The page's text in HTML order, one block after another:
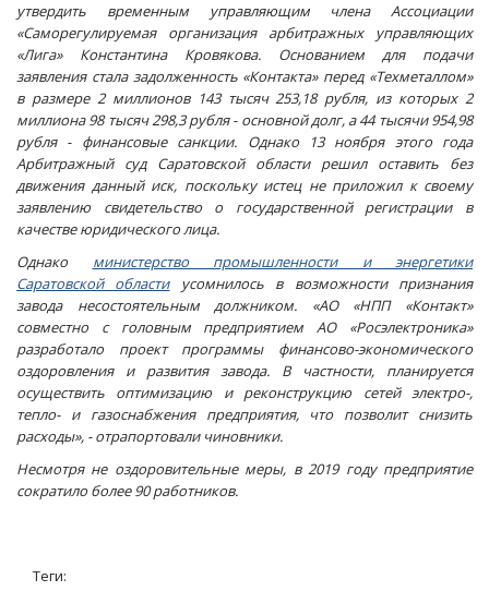
утвердить временным управляющим члена Ассоциации
«Саморегулируемая организация арбитражных управляющих
«Лига» Константина Кровякова. Основанием для подачи
заявления стала задолженность «Контакта» перед «Техметаллом»
в размере 2 миллионов 143 тысяч 253,18 рубля, из которых 2
миллиона 98 тысяч 298,3 рубля - основной долг, а 44 тысячи 954,98
рубля - финансовые санкции. Однако 13 ноября этого года
Арбитражный суд Саратовской области решил оставить без
движения данный иск, поскольку истец не приложил к своему
заявлению свидетельство о государственной регистрации в
качестве юридического лица.
Однако министерство промышленности и энергетики
Саратовской областиусомнилось в возможности признания
завода несостоятельным должником. «АО «НПП «Контакт»
совместно с головным предприятием АО «Росэлектроника»
разработало проект программы финансово-экономического
оздоровления и развития завода. В частности, планируется
осуществить оптимизацию и реконструкцию сетей электро-,
тепло- и газоснабжения предприятия, что позволит снизить
расходы», - отрапортовали чиновники.
Несмотря не оздоровительные меры, в 2019 году предприятие
сократило более 90 работников.
Теги: